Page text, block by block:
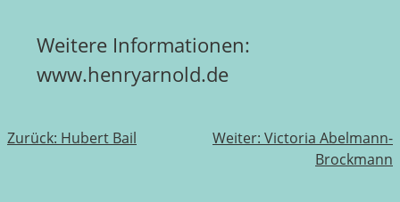
Weitere Informationen:
www.henryarnold.de
Beitragsnavigation
Zurück: Hubert Bail Weiter: Victoria Abelmann-
Brockmann